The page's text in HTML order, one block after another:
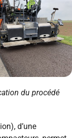
du procédé
d’une